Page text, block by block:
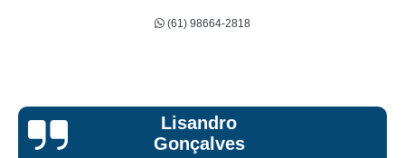
(61) 98664-2818
Bruna Eduarda